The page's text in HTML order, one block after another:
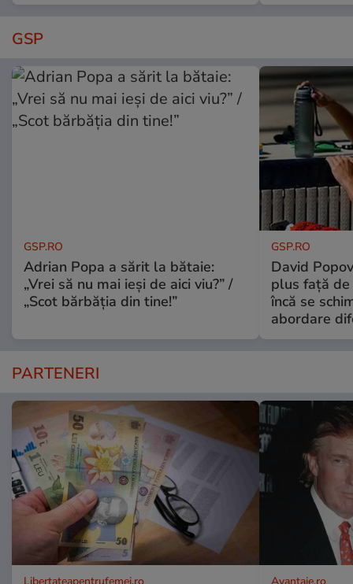
GSP
GSP.RO
Adrian Popa a sărit la bătaie:
„Vrei să nu mai ieși de aici viu?” /
„Scot bărbăția din tine!”
GSP.RO
David
plus față de
încă se
abordare
PARTENERI